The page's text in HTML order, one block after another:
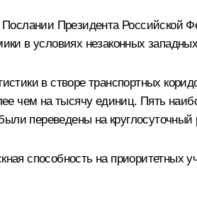
Президента Российской
в условиях незаконных
в створе транспортных
чем на тысячу единиц. Пять
переведены на
способность на приоритетных